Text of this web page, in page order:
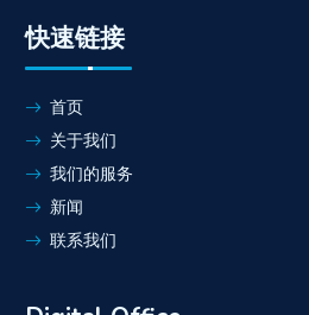
快速链接
首页
关于我们
我们的服务
新闻
联系我们